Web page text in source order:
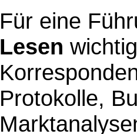
Für eine
Lesen
Protokolle,